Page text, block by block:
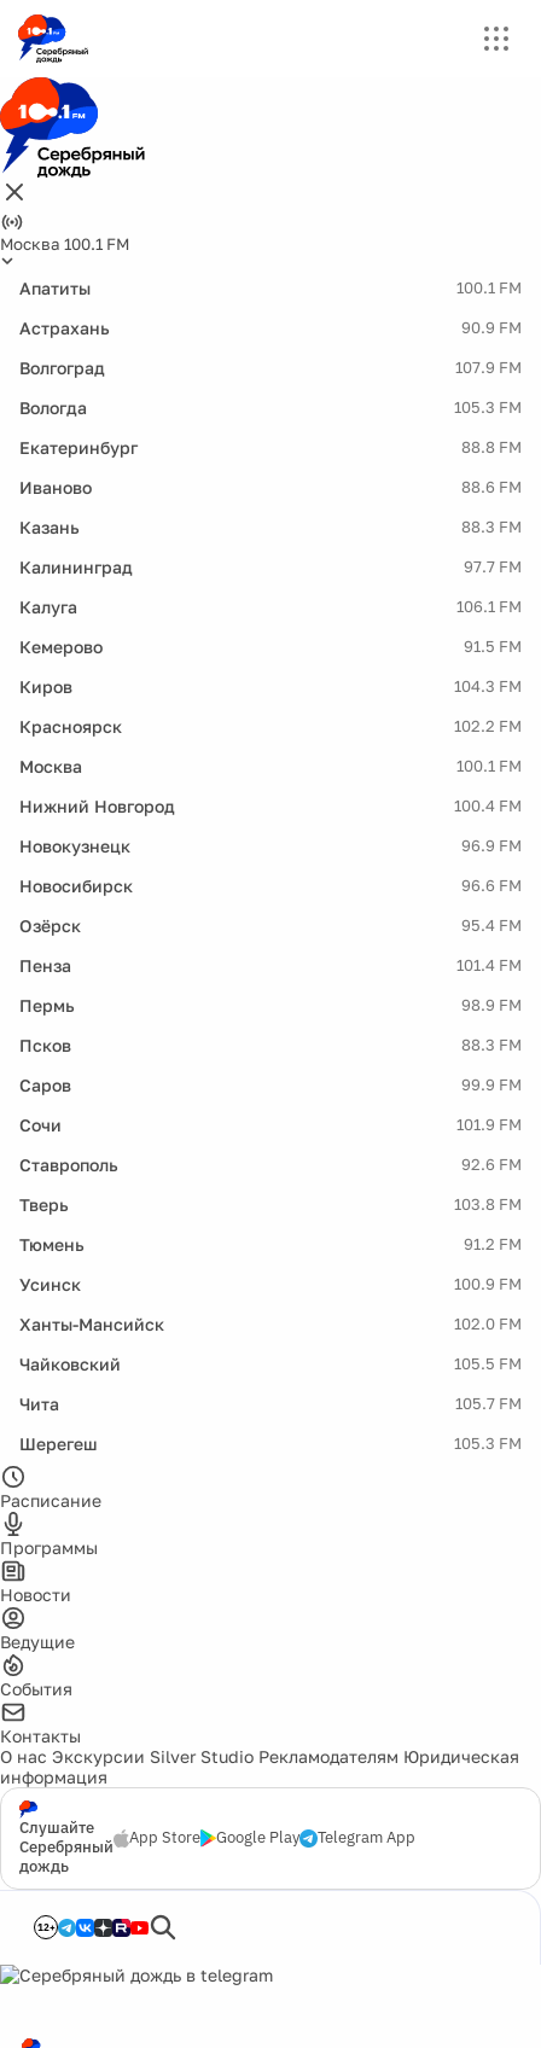
Москва 100.1 FM
Апатиты 100.1 FM
Астрахань 90.9 FM
Волгоград 107.9 FM
Вологда 105.3 FM
Екатеринбург 88.8 FM
Иваново 88.6 FM
Казань 88.3 FM
Калининград 97.7 FM
Калуга 106.1 FM
Кемерово 91.5 FM
Киров 104.3 FM
Красноярск 102.2 FM
Москва 100.1 FM
Нижний Новгород 100.4 FM
Новокузнецк 96.9 FM
Новосибирск 96.6 FM
Озёрск 95.4 FM
Пенза 101.4 FM
Пермь 98.9 FM
Псков 88.3 FM
Саров 99.9 FM
Сочи 101.9 FM
Ставрополь 92.6 FM
Тверь 103.8 FM
Тюмень 91.2 FM
Усинск 100.9 FM
Ханты-Мансийск 102.0 FM
Чайковский 105.5 FM
Чита 105.7 FM
Шерегеш 105.3 FM
Расписание
Программы
Новости
Ведущие
События
Контакты
О нас Экскурсии Silver Studio Рекламодателям Юридическая
информация
Слушайте
Серебряный
дождь
App Store Google Play Telegram App
12+